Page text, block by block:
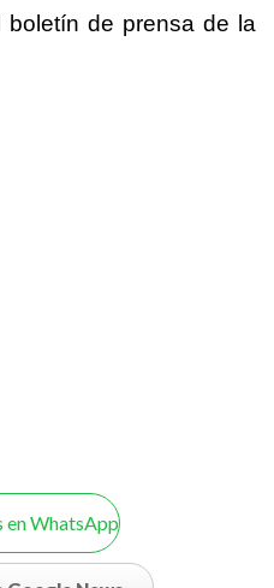
boletín de prensa de la
en WhatsApp